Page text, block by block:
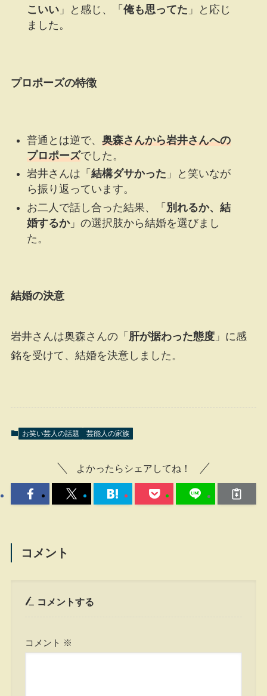
こいい」と感じ、「 俺も思ってた 」と応じ
ました。
プロポーズの特徴
普通とは逆で、 奥森さんから岩井さんへの
プロポーズでした。
岩井さんは「 結構ダサかった 」と笑いなが
ら振り返っています。
お二人で話し合った結果、「 別れるか、結
婚するか」の選択肢から結婚を選びまし
た。
結婚の決意
岩井さんは奥森さんの「 肝が据わった態度」に感
銘を受けて、結婚を決意しました。
お笑い芸人の話題 芸能人の家族
よかったらシェアしてね！
コメント
コメントする
コメント ※